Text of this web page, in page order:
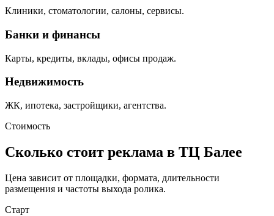
Клиники, стоматологии, салоны, сервисы.
Банки и финансы
Карты, кредиты, вклады, офисы продаж.
Недвижимость
ЖК, ипотека, застройщики, агентства.
Стоимость
Сколько стоит реклама в ТЦ Балее
Цена зависит от площадки, формата, длительности
размещения и частоты выхода ролика.
Старт